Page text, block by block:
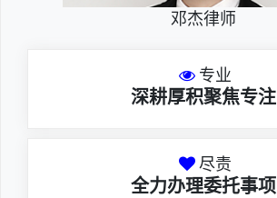
邓杰律师
专业
深耕厚积聚焦专注
尽责
全力办理委托事项